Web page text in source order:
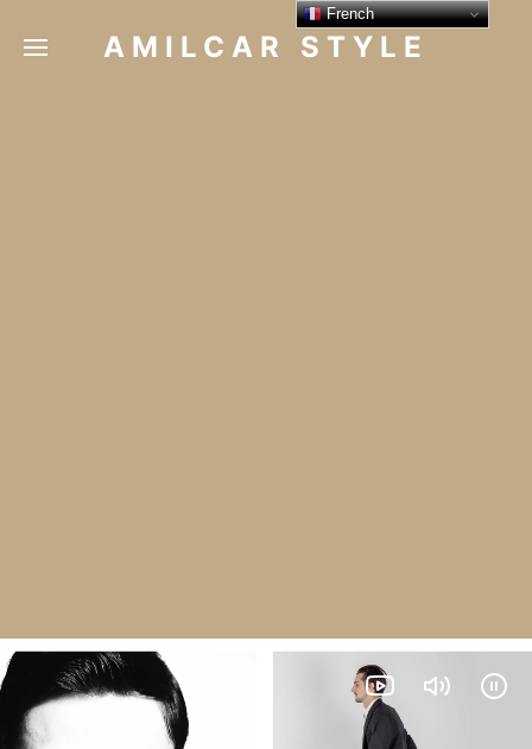
AMILCAR STYLE
French